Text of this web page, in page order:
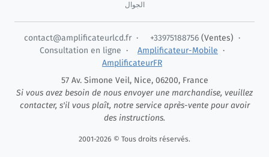
الجوال
contact@amplificateurlcd.fr · +33975188756 (Ventes) ·
Consultation en ligne · Amplificateur-Mobile ·
AmplificateurFR
57 Av. Simone Veil, Nice, 06200, France
Si vous avez besoin de nous envoyer une marchandise, veuillez
contacter, s'il vous plaît, notre service après-vente pour avoir
des instructions.
2001-2026 © Tous droits réservés.